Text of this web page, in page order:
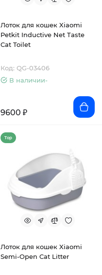
Лоток для кошек Xiaomi
Petkit Inductive Net Taste
Cat Toilet
Код: QG-03406
В наличии-
9600 ₽
Top
Лоток для кошек Xiaomi
Semi-Open Cat Litter